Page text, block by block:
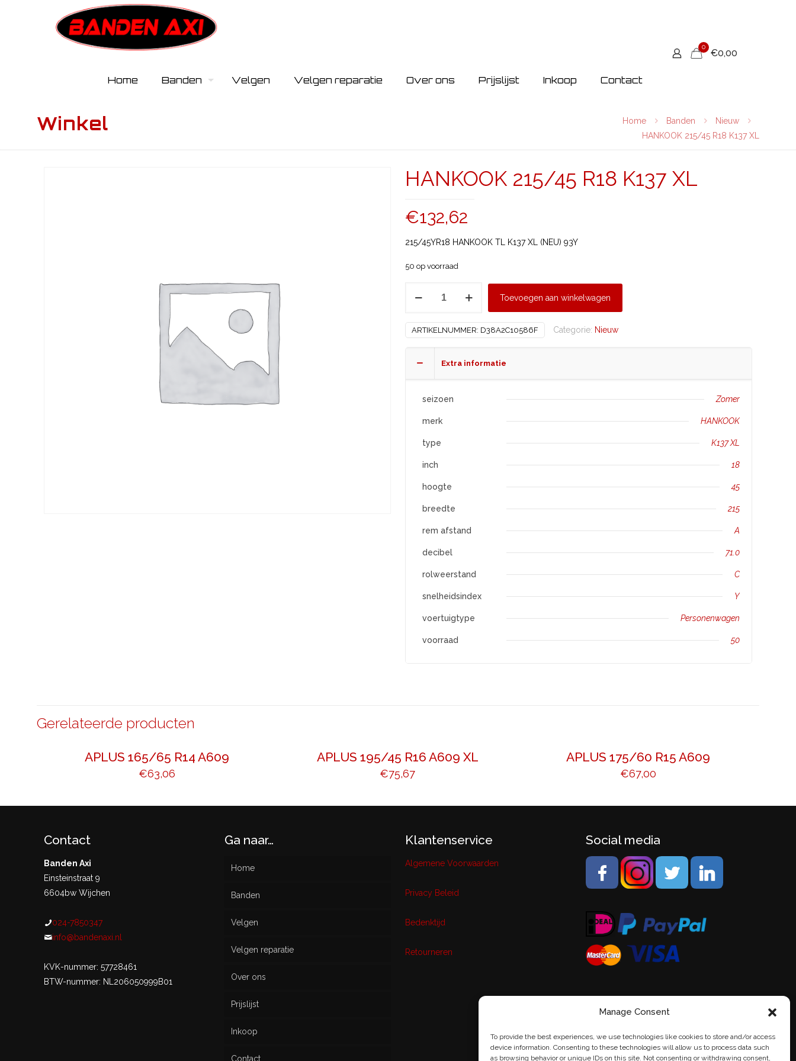
Manage Consent
To provide the best experiences, we use technologies like cookies to store and/or access
device information. Consenting to these technologies will allow us to process data such
as browsing behavior or unique IDs on this site. Not consenting or withdrawing consent,
Home Banden Velgen Velgen reparatie Over ons Prijslijst Inkoop Contact
0
€0,00
Winkel Home Banden
Nieuw
HANKOOK 215/45 R18 K137 XL
HANKOOK 215/45 R18 K137 XL
€132,62
215/45YR18 HANKOOK TL K137 XL (NEU) 93Y
50 op voorraad
K137
aantal
Toevoegen aan winkelwagen
ARTIKELNUMMER: D38A2C10586F Categorie: Nieuw
Extra informatie
seizoen Zomer
merk HANKOOK
type K137 XL
inch 18
hoogte 45
breedte 215
rem afstand A
decibel 71.0
rolweerstand C
snelheidsindex Y
voertuigtype Personenwagen
voorraad 50
Gerelateerde producten
APLUS 165/65 R14 A609
€63,06
APLUS 195/45 R16 A609 XL
€75,67
APLUS 175/60 R15 A609
€67,00
Contact
Banden Axi
Einsteinstraat 9
6604bw Wijchen
024-7850347
info@bandenaxi.nl
KVK-nummer: 57728461
BTW-nummer: NL206050999B01
Ga naar…
Home
Banden
Nieuw
Gebruikt
Velgen
Velgen reparatie
Over ons
Prijslijst
Inkoop
Contact
Klantenservice
Algemene Voorwaarden
Privacy Beleid
Bedenktijd
Retourneren
Social media